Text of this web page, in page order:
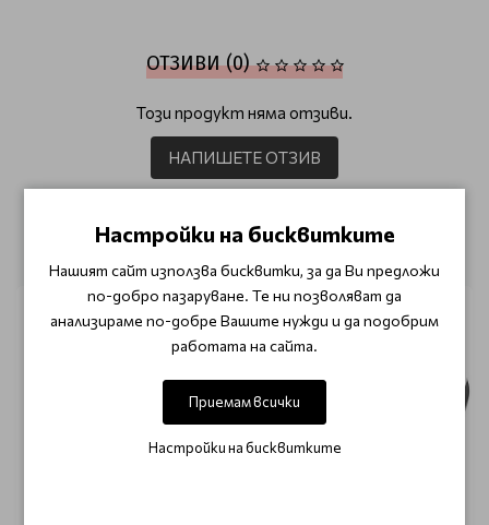
ОТЗИВИ (0)
Този продукт няма отзиви.
НАПИШЕТЕ ОТЗИВ
ОЩЕ ОТ КАТЕГОРИЯТА
Настройки на бисквитките
Нашият сайт използва бисквитки, за да Ви предложи
по-добро пазаруване. Те ни позволяват да
анализираме по-добре Вашите нужди и да подобрим
работата на сайта.
Приемам всички
Настройки на бисквитките